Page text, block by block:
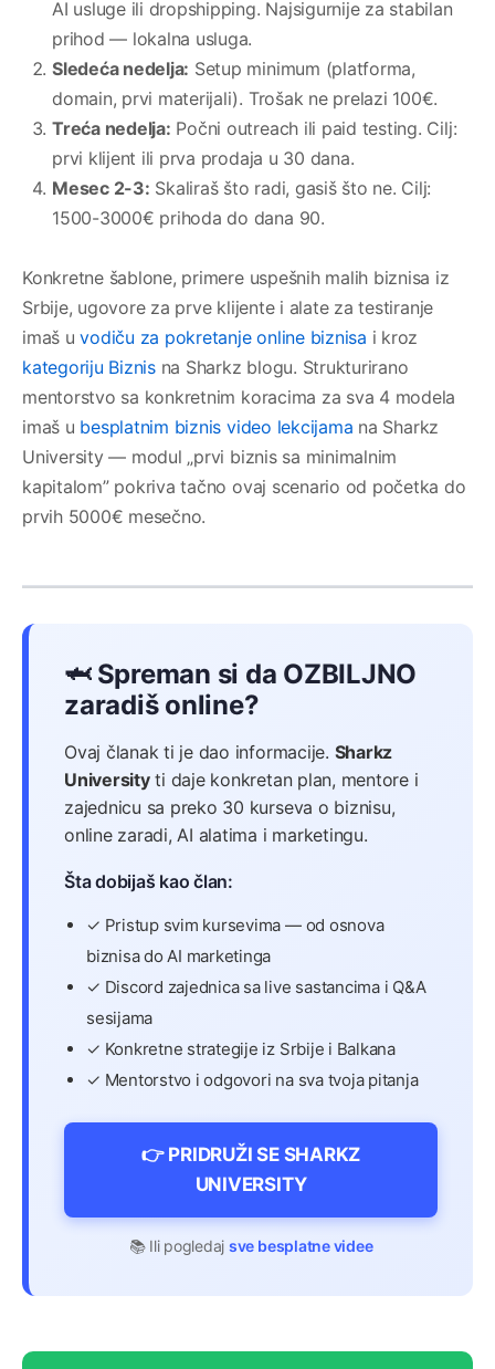
AI usluge ili dropshipping. Najsigurnije za stabilan
prihod — lokalna usluga.
Sledeća nedelja: Setup minimum (platforma,
domain, prvi materijali). Trošak ne prelazi 100€.
Treća nedelja: Počni outreach ili paid testing. Cilj:
prvi klijent ili prva prodaja u 30 dana.
Mesec 2-3: Skaliraš što radi, gasiš što ne. Cilj:
1500-3000€ prihoda do dana 90.
Konkretne šablone, primere uspešnih malih biznisa iz
Srbije, ugovore za prve klijente i alate za testiranje
imaš uvodiču za pokretanje online biznisa i kroz
kategoriju Biznisna Sharkz blogu. Strukturirano
mentorstvo sa konkretnim koracima za sva 4 modela
imaš u besplatnim biznis video lekcijama na Sharkz
University — modul „prvi biznis sa minimalnim
kapitalom” pokriva tačno ovaj scenario od početka do
prvih 5000€ mesečno.
🦈 Spreman si da OZBILJNO
zaradiš online?
Ovaj članak ti je dao informacije. Sharkz
Universityti daje konkretan plan, mentore i
zajednicu sa preko 30 kurseva o biznisu,
online zaradi, AI alatima i marketingu.
Šta dobijaš kao član:
✓ Pristup svim kursevima — od osnova
biznisa do AI marketinga
✓ Discord zajednica sa live sastancima i Q&A
sesijama
✓ Konkretne strategije iz Srbije i Balkana
✓ Mentorstvo i odgovori na sva tvoja pitanja
👉 PRIDRUŽI SE SHARKZ
UNIVERSITY
📚 Ili pogledaj sve besplatne videe